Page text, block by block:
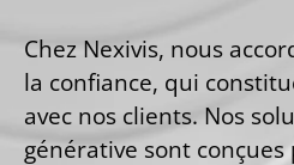
Chez Nexivis, nous
la confiance, qui
avec nos clients. Nos
générative sont